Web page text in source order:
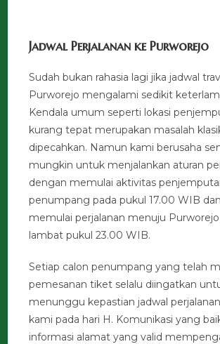
Jadwal Perjalanan ke Purworejo
Sudah bukan rahasia lagi jika jadwal
Purworejo mengalami sedikit
Kendala umum seperti lokasi
kurang tepat merupakan masalah
dipecahkan. Namun kami berusaha
mungkin untuk menjalankan aturan
dengan memulai aktivitas
penumpang pada pukul 17.00 WIB
memulai perjalanan menuju
lambat pukul 23.00 WIB.
Setiap calon penumpang yang telah
pemesanan tiket selalu diingatkan
menunggu kepastian jadwal
kami pada hari H. Komunikasi yang
informasi alamat yang valid